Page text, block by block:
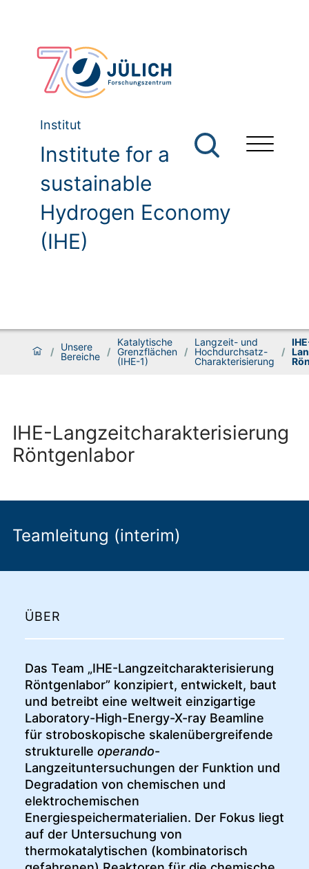
Institut
Institute for a
sustainable
Hydrogen Economy
(IHE)
/
Unsere
Bereiche /
Katalytische
Grenzflächen
(IHE-1)
/
Langzeit- und
Hochdurchsatz-
Charakterisierung
/
IHE-Langzeitcharakterisierung
Röntgenlabor
Teamleitung (interim)
ÜBER
Das Team „IHE-Langzeitcharakterisierung
Röntgenlabor” konzipiert, entwickelt, baut
und betreibt eine weltweit einzigartige
Laboratory-High-Energy-X-ray Beamline
für stroboskopische skalenübergreifende
strukturelle operando-
Langzeituntersuchungen der Funktion und
Degradation von chemischen und
elektrochemischen
Energiespeichermaterialien. Der Fokus liegt
auf der Untersuchung von
thermokatalytischen (kombinatorisch